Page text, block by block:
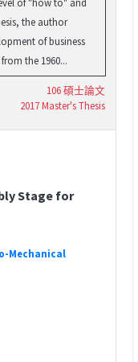
the author
of business
the 1960...
106 碩士論文
2017 Master's Thesis
Stage for
Mechanical